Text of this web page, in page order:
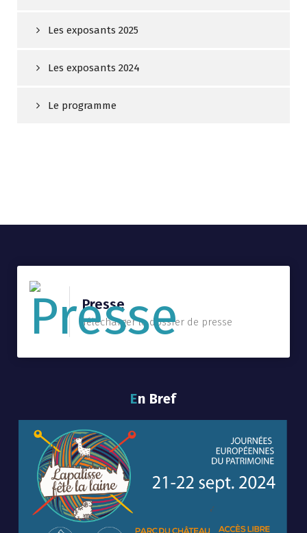
Les exposants 2025
Les exposants 2024
Le programme
Presse
Télécharger le dossier de presse
En Bref